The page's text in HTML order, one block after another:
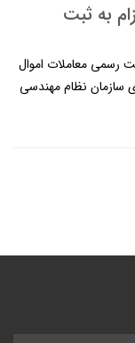
به ثبت
رسمی معاملات اموال
سازمان نظام مهندسی